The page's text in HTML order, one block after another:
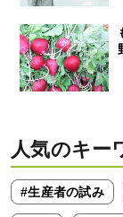
人気のキー
#生産者の試み